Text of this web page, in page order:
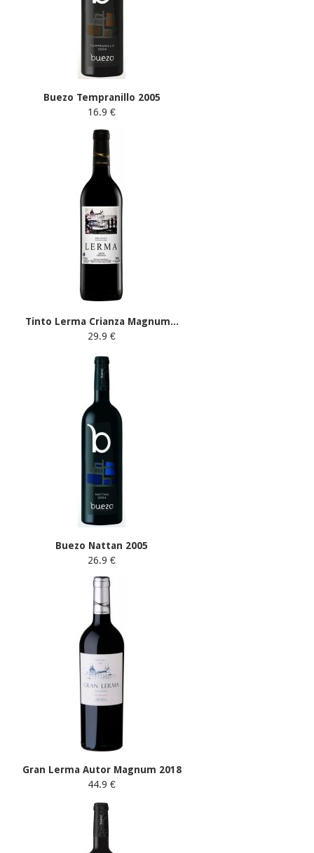
Buezo Tempranillo 2005
16.9 €
Tinto Lerma Crianza Magnum...
29.9 €
Buezo Nattan 2005
26.9 €
Gran Lerma Autor Magnum 2018
44.9 €